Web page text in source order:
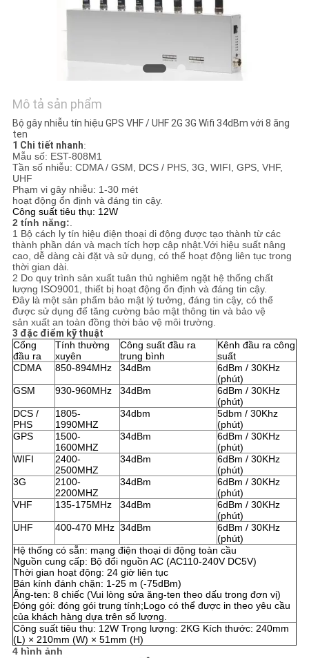
TRƯỜNG
YÊU
CẦU
BÁO
GIÁ
SƠ
ĐỒ
TRANG
WEB
PRIVACY
POLICY
Mô tả sản phẩm
Bộ gây nhiễu tín hiệu GPS VHF / UHF 2G 3G Wifi 34dBm với 8 ăng
ten
1 Chi tiết nhanh:
Mẫu số: EST-808M1
Tần số nhiễu: CDMA / GSM, DCS / PHS, 3G, WIFI, GPS, VHF,
UHF
Phạm vi gây nhiễu: 1-30 mét
hoạt động ổn định và đáng tin cậy.
Công suất tiêu thụ: 12W
2 tính năng:.
1 Bộ cách ly tín hiệu điện thoại di động được tạo thành từ các
thành phần dán và mạch tích hợp cập nhật.Với hiệu suất nâng
cao, dễ dàng cài đặt và sử dụng, có thể hoạt động liên tục trong
thời gian dài.
2 Do quy trình sản xuất tuân thủ nghiêm ngặt hệ thống chất
lượng ISO9001, thiết bị hoạt động ổn định và đáng tin cậy.
Đây là một sản phẩm bảo mật lý tưởng, đáng tin cậy, có thể
được sử dụng để tăng cường bảo mật thông tin và bảo vệ
sản xuất an toàn đồng thời bảo vệ môi trường.
3 đặc điểm kỹ thuật
Cổng
đầu ra
Tính thường
xuyên
Công suất đầu ra
trung bình
Kênh đầu ra công
suất
CDMA
850-894MHz 34dBm
6dBm / 30KHz
(phút)
GSM
930-960MHz 34dBm
6dBm / 30KHz
(phút)
DCS /
PHS
1805-
1990MHZ
34dbm
5dbm / 30Khz
(phút)
GPS
1500-
1600MHZ
34dBm
6dBm / 30KHz
(phút)
WIFI
2400-
2500MHZ
34dBm
6dBm / 30KHz
(phút)
3G
2100-
2200MHZ
34dBm
6dBm / 30KHz
(phút)
VHF
135-175MHz 34dBm
6dBm / 30KHz
(phút)
UHF
400-470 MHz 34dBm
6dBm / 30KHz
(phút)
Hệ thống có sẵn: mạng điện thoại di động toàn cầu
Nguồn cung cấp: Bộ đổi nguồn AC (AC110-240V DC5V)
Thời gian hoạt động: 24 giờ liên tục
Bán kính đánh chặn: 1-25 m (-75dBm)
Ăng-ten: 8 chiếc (Vui lòng sửa ăng-ten theo dấu trong đơn vị)
Đóng gói: đóng gói trung tính;Logo có thể được in theo yêu cầu
của khách hàng dựa trên số lượng.
Công suất tiêu thụ: 12W Trọng lượng: 2KG Kích thước: 240mm
(L) × 210mm (W) × 51mm (H)
4 hình ảnh